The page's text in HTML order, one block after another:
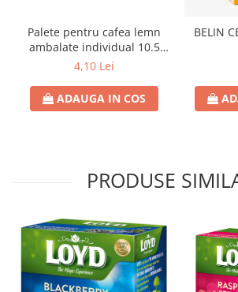
Palete pentru cafea lemn
ambalate individual 10.5
cm, 100 buc./set
4,10 Lei
ADAUGA IN COS
BELIN
PRODUSE